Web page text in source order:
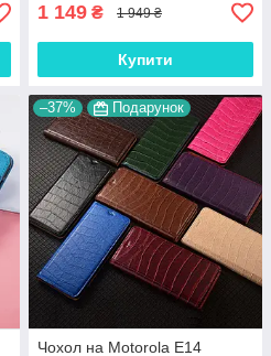
1 149 ₴ 1 949 ₴
Купити
–37% Подарунок
Чохол на Motorola E14